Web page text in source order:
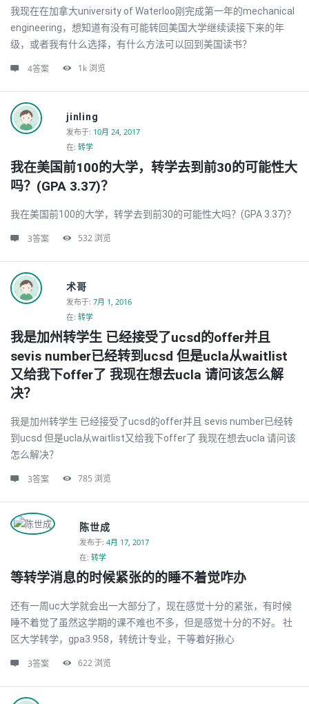
题
我现在在加拿大university of Waterloo刚完成第一年的mechanical
engineering，想知道有没有可能转回美国大学继续读接下来的年
级，或者我有什么选择，有什么方法可以回到美国读书？
4答案 1k浏览
jinling
发布于: 10月 24, 2017
在: 转学
我在美国前100的大学，转学去到前30的可能性大
吗？(GPA 3.37)？
我在美国前100的大学，转学去到前30的可能性大吗？(GPA 3.37)？
3答案 532浏览
术哥
发布于: 7月 1, 2016
在: 转学
我是加州转学生 已经接受了ucsd的offer并且
sevis number已经转到ucsd 但是ucla从waitlist
又给我下offer了 我现在想去ucla 请问该怎么解
决？
我是加州转学生 已经接受了ucsd的offer并且 sevis number已经转
到ucsd 但是ucla从waitlist又给我下offer了 我现在想去ucla 请问该
怎么解决？
3答案 785 浏览
陈世成
发布于: 4月 17, 2017
在: 转学
等转学消息的时候紧张的的睡不着觉咋办
还有一周uc大学就会出一大部分了，现在感觉十分的紧张，有时候
睡不着觉了虽然这学期的课不难也不多，但是感觉十分的不好。 社
区大学转学，gpa3.958，转统计专业，干等着好揪心
3答案 622浏览